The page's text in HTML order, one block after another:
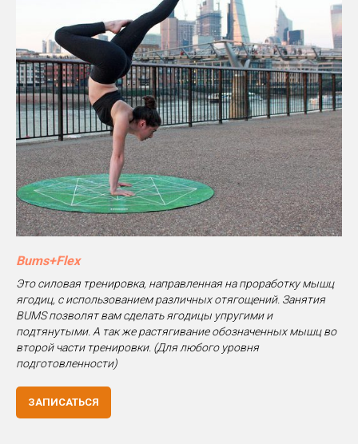
Bums+Flex
Это силовая тренировка, направленная на проработку мышц
ягодиц, с использованием различных отягощений. Занятия
BUMS позволят вам сделать ягодицы упругими и
подтянутыми. А так же растягивание обозначенных мышц во
второй части тренировки. (Для любого уровня
подготовленности)
ЗАПИСАТЬСЯ